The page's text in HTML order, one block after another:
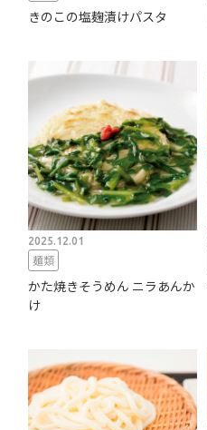
きのこの塩麹漬けパスタ
2025.12.01
麺類
かた焼きそうめん ニラあんか
け